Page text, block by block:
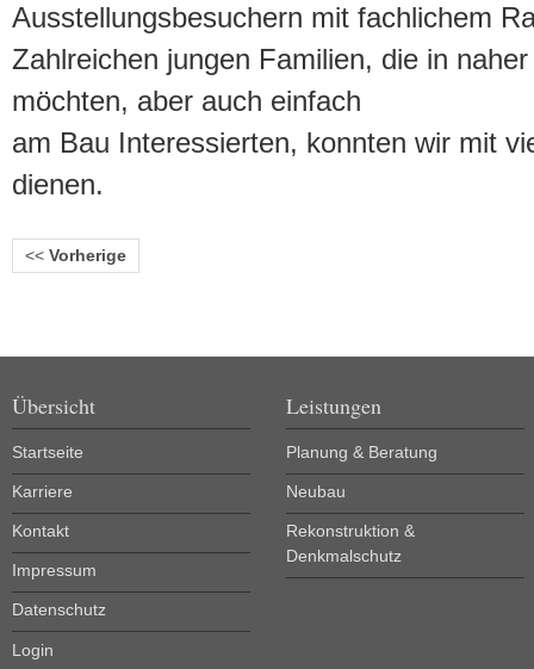
Ausstellungsbesuchern mit fachlichem
Zahlreichen jungen Familien, die in
möchten, aber auch einfach
am Bau Interessierten, konnten wir mit
dienen.
<< Vorherige
Übersicht
Startseite
Karriere
Kontakt
Impressum
Datenschutz
Login
Leistungen
Planung & Beratung
Neubau
Rekonstruktion &
Denkmalschutz